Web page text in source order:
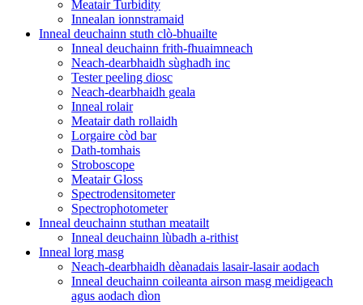
Meatair Turbidity
Innealan ionnstramaid
Inneal deuchainn stuth clò-bhuailte
Inneal deuchainn frith-fhuaimneach
Neach-dearbhaidh sùghadh inc
Tester peeling diosc
Neach-dearbhaidh geala
Inneal rolair
Meatair dath rollaidh
Lorgaire còd bar
Dath-tomhais
Stroboscope
Meatair Gloss
Spectrodensitometer
Spectrophotometer
Inneal deuchainn stuthan meatailt
Inneal deuchainn lùbadh a-rithist
Inneal lorg masg
Neach-dearbhaidh dèanadais lasair-lasair aodach
Inneal deuchainn coileanta airson masg meidigeach
agus aodach dìon